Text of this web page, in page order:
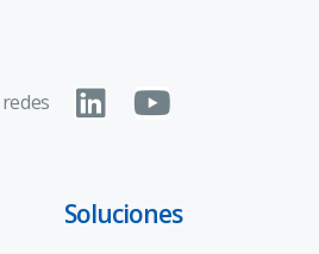
Soluciones